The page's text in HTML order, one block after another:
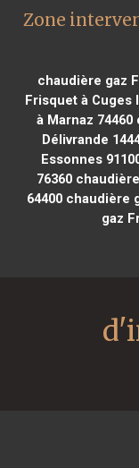
Zone
chaudière gaz
Frisquet à Cuges
à Marnaz 74460
Délivrande
Essonnes
76360
64400 chaudière
gaz